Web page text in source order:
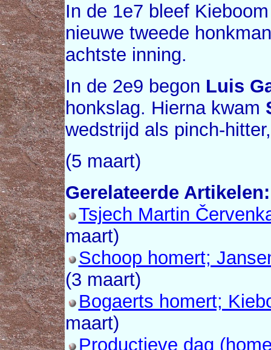
In de 1e7 bleef
nieuwe tweede
achtste inning.
In de 2e9 begon Luis
honkslag. Hierna kwam
wedstrijd als pinch-
(5 maart)
Gerelateerde Artikelen:
Tsjech Martin
maart)
Schoop homert;
(3 maart)
Bogaerts homert;
maart)
Productieve dag